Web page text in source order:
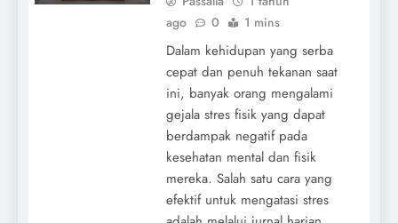
ago
0 1 mins
Dalam kehidupan yang serba
cepat dan penuh tekanan saat
ini, banyak orang mengalami
gejala stres fisik yang dapat
berdampak negatif pada
kesehatan mental dan fisik
mereka. Salah satu cara yang
efektif untuk mengatasi stres